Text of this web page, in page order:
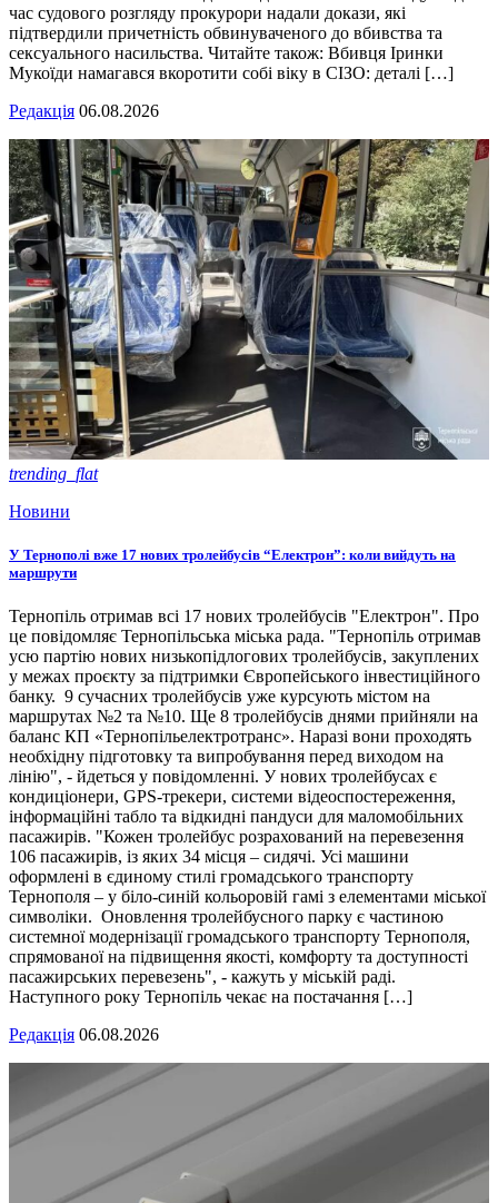
час судового розгляду прокурори надали докази, які
підтвердили причетність обвинуваченого до вбивства та
сексуального насильства. Читайте також: Вбивця Іринки
Мукоїди намагався вкоротити собі віку в СІЗО: деталі […]
Редакція 06.08.2026
trending_flat
Новини
У Тернополі вже 17 нових тролейбусів “Електрон”: коли вийдуть на
маршрути
Тернопіль отримав всі 17 нових тролейбусів "Електрон". Про
це повідомляє Тернопільська міська рада. "Тернопіль отримав
усю партію нових низькопідлогових тролейбусів, закуплених
у межах проєкту за підтримки Європейського інвестиційного
банку. 9 сучасних тролейбусів уже курсують містом на
маршрутах №2 та №10. Ще 8 тролейбусів днями прийняли на
баланс КП «Тернопільелектротранс». Наразі вони проходять
необхідну підготовку та випробування перед виходом на
лінію", - йдеться у повідомленні. У нових тролейбусах є
кондиціонери, GPS-трекери, системи відеоспостереження,
інформаційні табло та відкидні пандуси для маломобільних
пасажирів. "Кожен тролейбус розрахований на перевезення
106 пасажирів, із яких 34 місця – сидячі. Усі машини
оформлені в єдиному стилі громадського транспорту
Тернополя – у біло-синій кольоровій гамі з елементами міської
символіки. Оновлення тролейбусного парку є частиною
системної модернізації громадського транспорту Тернополя,
спрямованої на підвищення якості, комфорту та доступності
пасажирських перевезень", - кажуть у міській раді.
Наступного року Тернопіль чекає на постачання […]
Редакція 06.08.2026